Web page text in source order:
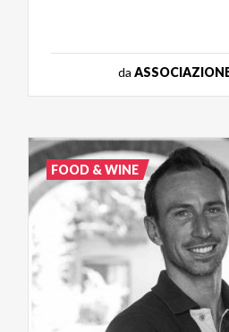
da
FOOD & WINE